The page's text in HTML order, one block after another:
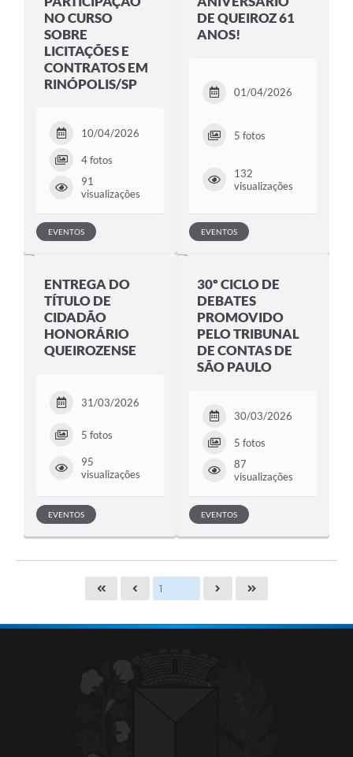
NO CURSO
SOBRE
LICITAÇÕES E
CONTRATOS EM
RINÓPOLIS/SP
10/04/2026
4 fotos
91
visualizações
EVENTOS
DE QUEIROZ 61
ANOS!
01/04/2026
5 fotos
132
visualizações
EVENTOS
ENTREGA DO
TÍTULO DE
CIDADÃO
HONORÁRIO
QUEIROZENSE
31/03/2026
5 fotos
95
visualizações
EVENTOS
30º CICLO DE
DEBATES
PROMOVIDO
PELO TRIBUNAL
DE CONTAS DE
SÃO PAULO
30/03/2026
5 fotos
87
visualizações
EVENTOS